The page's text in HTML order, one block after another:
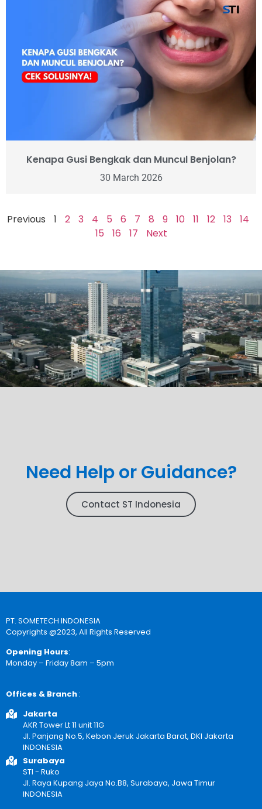
Kenapa Gusi Bengkak dan Muncul Benjolan?
30 March 2026
Previous 1 2 3 4 5 6 7 8 9 10 11 12 13
14
15
16 17 Next
Need Help or Guidance?
Contact ST Indonesia
PT. SOMETECH INDONESIA
Copyrights @2023, All Rights Reserved
Opening Hours:
Monday – Friday 8am – 5pm
Offices & Branch :
Jakarta
AKR Tower Lt 11 unit 11G
Jl. Panjang No.5, Kebon Jeruk Jakarta Barat, DKI Jakarta
INDONESIA
Surabaya
STI - Ruko
Jl. Raya Kupang Jaya No.B8, Surabaya, Jawa Timur
INDONESIA